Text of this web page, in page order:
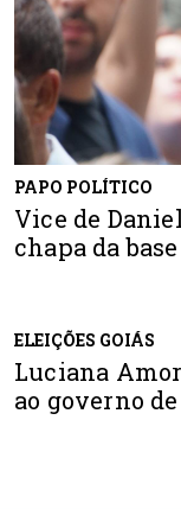
PAPO POLÍTICO
Vice de
chapa da
ELEIÇÕES GOIÁS
Luciana
ao governo